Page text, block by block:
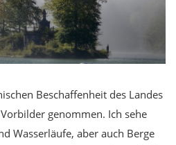
Beschaffenheit des Landes
genommen. Ich sehe
Wasserläufe, aber auch Berge